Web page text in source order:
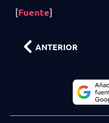
[Fuente]
ANTERIOR